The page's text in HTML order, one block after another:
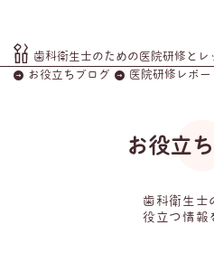
歯科衛生士のための医院研修とレ
お役立ちブログ
医院研修レポー
お役立
歯科衛生士
役立つ情報